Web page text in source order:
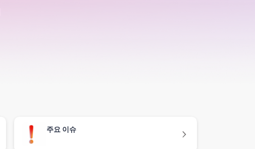
주요 이슈